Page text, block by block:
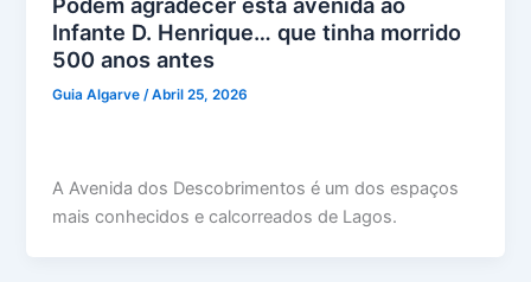
Infante D. Henrique… que tinha morrido
500 anos antes
Guia Algarve/Abril 25, 2026
A Avenida dos Descobrimentos é um dos espaços
mais conhecidos e calcorreados de Lagos.